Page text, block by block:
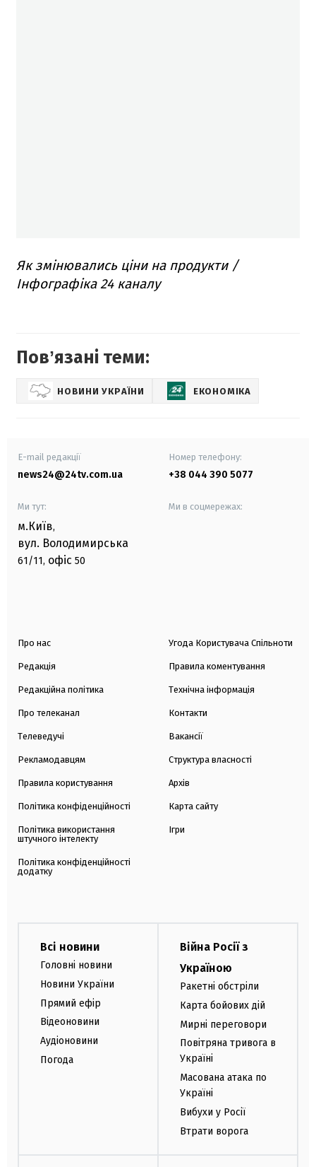
Як змінювались ціни на продукти /
Інфографіка 24 каналу
Повʼязані теми:
НОВИНИ УКРАЇНИ ЕКОНОМІКА
E-mail редакції
news24@24tv.com.ua
Номер телефону:
+38 044 390 5077
Ми тут:
м.Київ,
вул. Володимирська
61/11, офіс 50
Ми в соцмережах:
Про нас
Редакція
Редакційна політика
Про телеканал
Телеведучі
Рекламодавцям
Правила користування
Політика конфіденційності
Політика використання
штучного інтелекту
Політика конфіденційності
додатку
Угода Користувача Спільноти
Правила коментування
Технічна інформація
Контакти
Вакансії
Структура власності
Архів
Карта сайту
Ігри
Всі новини
Головні новини
Новини України
Прямий ефір
Відеоновини
Аудіоновини
Погода
Війна Росії з
Україною
Ракетні обстріли
Карта бойових дій
Мирні переговори
Повітряна тривога в
Україні
Масована атака по
Україні
Вибухи у Росії
Втрати ворога